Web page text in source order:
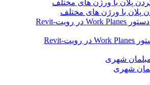
پلان با ورژن های مختلف
آموزش کامل دستور Work Planes در رویت-Revit
شهری